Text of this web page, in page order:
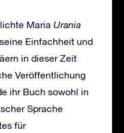
Maria Urania
Einfachheit und
in dieser Zeit
Veröffentlichung
ihr Buch sowohl in
Sprache
für